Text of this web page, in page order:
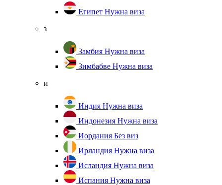
Египет Нужна виза
з
Замбия Нужна виза
Зимбабве Нужна виза
и
Индия Нужна виза
Индонезия Нужна виза
Иордания Без виз
Ирландия Нужна виза
Исландия Нужна виза
Испания Нужна виза